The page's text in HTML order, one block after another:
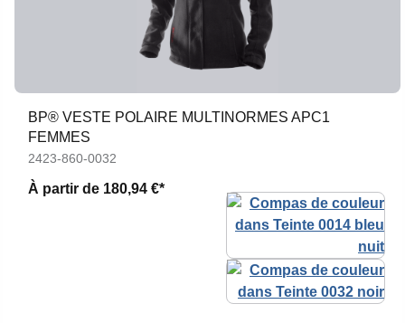
BP® VESTE POLAIRE MULTINORMES APC1
FEMMES
2423-860-0032
À partir de 180,94 €*